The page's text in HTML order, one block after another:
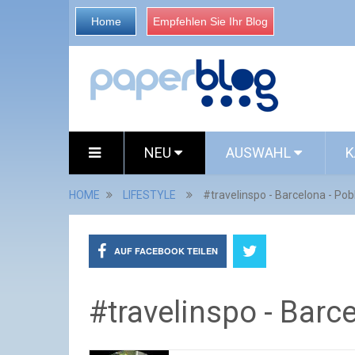
Home Empfehlen Sie Ihr Blog
NEU AUSWAHL
HOME LIFESTYLE #travelinspo - Barcelona -
AUF FACEBOOK TEILEN
#travelinspo -